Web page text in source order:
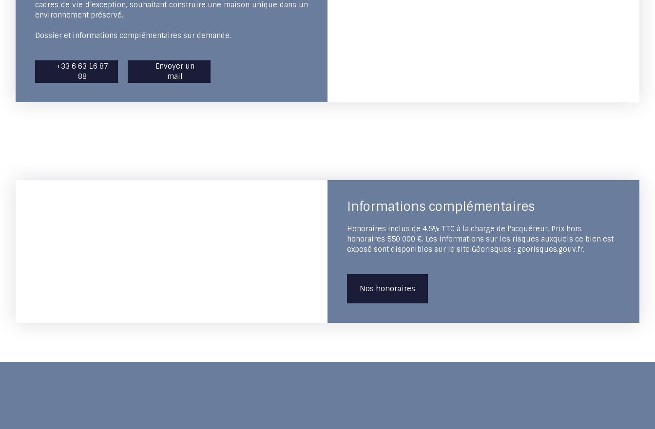
cadres de vie d’exception, souhaitant construire une maison unique dans un
environnement préservé.
Dossier et informations complémentaires sur demande.
+33 6 63 16 87
88
Envoyer un
mail
Informations complémentaires
Honoraires inclus de 4.5% TTC à la charge de l'acquéreur. Prix hors
honoraires 550 000 €. Les informations sur les risques auxquels ce bien est
exposé sont disponibles sur le site Géorisques : georisques.gouv.fr.
Nos honoraires